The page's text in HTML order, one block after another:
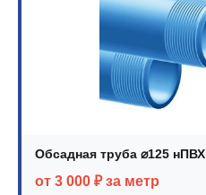
Обсадная труба ⌀125 нПВХ
от 3 000 ₽ за метр